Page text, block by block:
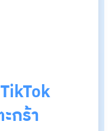
กร้า